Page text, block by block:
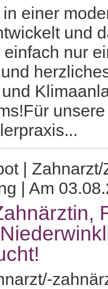
einer
und
nur
|
| Am